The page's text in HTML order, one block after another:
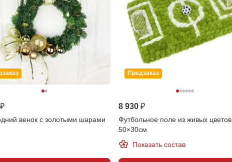
венок с золотыми шарами
Предзаказ
8 930 ₽
Футбольное поле из живых цветов
50×30см
Показать состав